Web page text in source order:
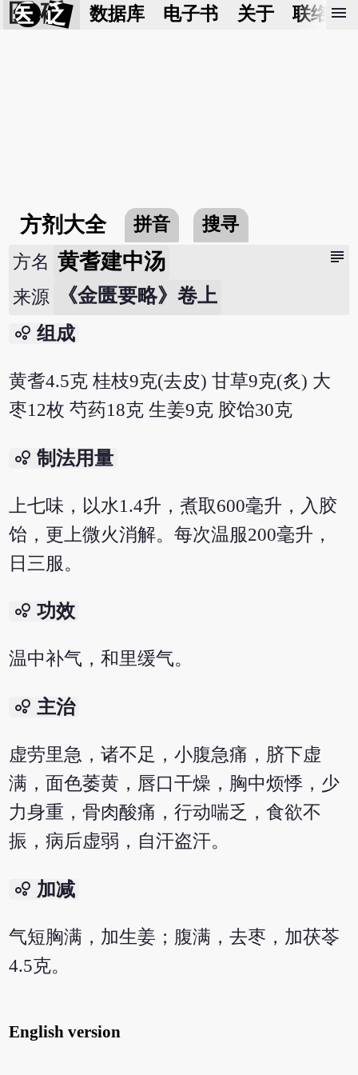
医 砭 数据库 电子书 关于 联络我
menu
方剂大全 拼音 搜寻
subject
方名 黄耆建中汤
来源 《金匮要略》卷上
bubble_chart 组成
黄耆4.5克 桂枝9克(去皮) 甘草9克(炙) 大
枣12枚 芍药18克 生姜9克 胶饴30克
bubble_chart 制法用量
上七味，以水1.4升，煮取600毫升，入胶
饴，更上微火消解。每次温服200毫升，
日三服。
bubble_chart 功效
温中补气，和里缓气。
bubble_chart 主治
虚劳里急，诸不足，小腹急痛，脐下虚
满，面色萎黄，唇口干燥，胸中烦悸，少
力身重，骨肉酸痛，行动喘乏，食欲不
振，病后虚弱，自汗盗汗。
bubble_chart 加减
气短胸满，加生姜；腹满，去枣，加茯苓
4.5克。
English version